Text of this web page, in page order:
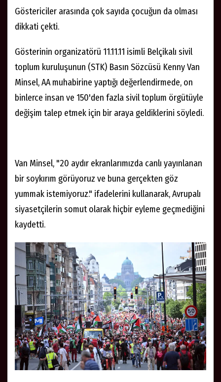
performans sergiledi.
dikkati çekti.
Gösterinin organizatörü 11.11.11 isimli Belçikalı sivil
toplum kuruluşunun (STK) Basın Sözcüsü Kenny Van
Minsel, AA muhabirine yaptığı değerlendirmede, on
Van Minsel, "20 aydır ekranlarımızda canlı yayınlanan
bir soykırım görüyoruz ve buna gerçekten göz
yummak istemiyoruz." ifadelerini kullanarak, Avrupalı
siyasetçilerin somut olarak hiçbir eyleme geçmediğini
kaydetti.